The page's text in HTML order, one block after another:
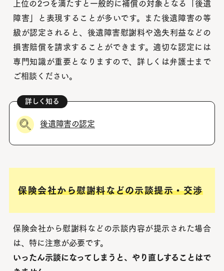
上位の2つを満たすと一般的に補償の対象となる「後遺
障害」と表現することが多いです。
また後遺障害の等
級が認定されると、後遺障害慰謝料や逸失利益などの
損害賠償を請求することができます。適切な認定には
専門知識が重要となりますので、詳しくは弁護士まで
ご相談ください。
後遺障害の認定
保険会社から慰謝料などの示談提示・交渉
保険会社から慰謝料などの示談内容が提示された場合
は、特に注意が必要です。
いったん示談になってしまうと、やり直しすることはで